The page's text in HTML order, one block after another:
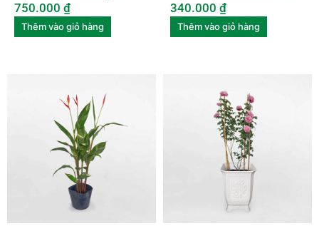
BUBU006
750.000 ₫
Thêm vào giỏ hàng
340.000 ₫
Thêm vào giỏ hàng